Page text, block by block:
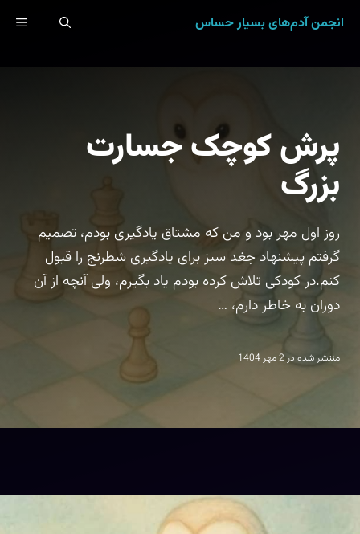
پرش
محتوا
انجمن آدم‌های بسیار حساس
پرش کوچک جسارت
بزرگ
روز اول مهر بود و من که مشتاق یادگیری بودم، تصمیم
گرفتم پیشنهاد جغد سبز برای یادگیری شطرنج را قبول
کنم.در کودکی تلاش کرده بودم یاد بگیرم، ولی آنچه از آن
دوران به خاطر دارم، …
منتشر شده در 2 مهر 1404